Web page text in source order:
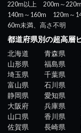
220m以上 200m～220m
140m～160m
120m～
60m未満、高さ不明
都道府県別の超高層
北海道 青森県
山形県
福島県
埼玉県
千葉県
富山県
石川県
静岡県
愛知県
大阪府
兵庫県
山口県
香川県
佐賀県
長崎県